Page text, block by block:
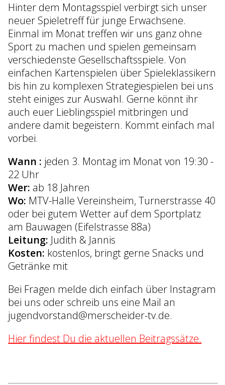
Hinter dem Montagsspiel verbirgt sich unser
neuer Spieletreff für junge Erwachsene.
Einmal im Monat treffen wir uns ganz ohne
Sport zu machen und spielen gemeinsam
verschiedenste Gesellschaftsspiele. Von
einfachen Kartenspielen über Spieleklassikern
bis hin zu komplexen Strategiespielen bei uns
steht einiges zur Auswahl. Gerne könnt ihr
auch euer Lieblingsspiel mitbringen und
andere damit begeistern. Kommt einfach mal
vorbei.
Wann : jeden 3. Montag im Monat von 19:30 -
22 Uhr
Wer: ab 18 Jahren
Wo: MTV-Halle Vereinsheim, Turnerstrasse 40
oder bei gutem Wetter auf dem Sportplatz
am Bauwagen (Eifelstrasse 88a)
Leitung: Judith & Jannis
Kosten: kostenlos, bringt gerne Snacks und
Getränke mit
Bei Fragen melde dich einfach über Instagram
bei uns oder schreib uns eine Mail an
jugendvorstand@merscheider-tv.de.
Hier findest Du die aktuellen Beitragssätze.